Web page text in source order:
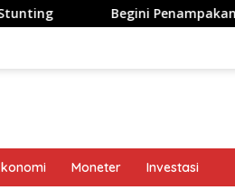
Begini Penampakan Googlebook
Moneter Investasi